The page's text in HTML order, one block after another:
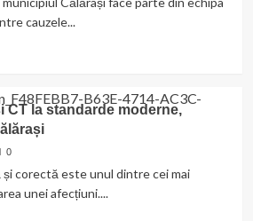
cauzele...
CT la standarde moderne,
0
corectă este unul dintre cei mai
unei afecțiuni....